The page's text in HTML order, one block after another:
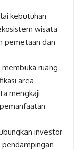
kebutuhan
wisata
pemetaan dan
ruang
area
mengkaji
investor